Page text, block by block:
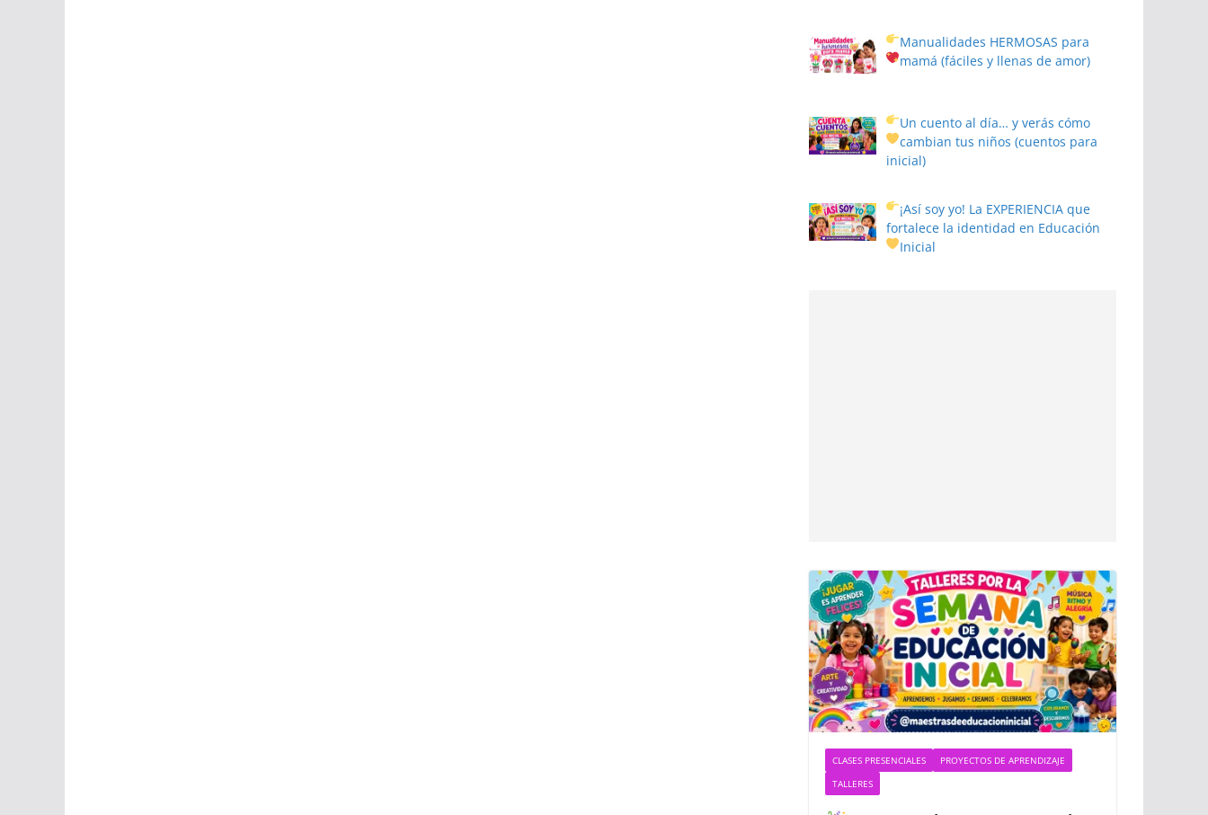
Manualidades HERMOSAS para
mamá (fáciles y llenas de amor)
Un cuento al día… y verás cómo
cambian tus niños(cuentos para
inicial)
¡Así soy yo! La EXPERIENCIA que
fortalece la identidad en Educación
Inicial
CLASES PRESENCIALES
PROYECTOS DE APRENDIZAJE
TALLERES